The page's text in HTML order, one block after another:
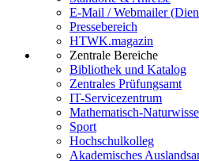
E-Mail / Webmailer
Pressebereich
HTWK.magazin
Zentrale Bereiche
Bibliothek und Katalog
Zentrales Prüfungsamt
IT-Servicezentrum
Mathematisch-
Sport
Hochschulkolleg
Akademisches